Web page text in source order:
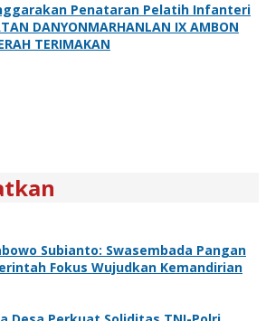
Penataran Pelatih Infanteri
DANYONMARHANLAN IX AMBON
TERIMAKAN
Subianto: Swasembada Pangan
Fokus Wujudkan Kemandirian